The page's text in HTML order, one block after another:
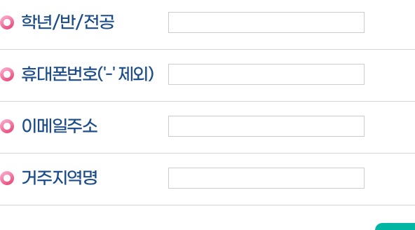
학년/반/전공
휴대폰번호('-' 제외)
이메일주소
거주지역명